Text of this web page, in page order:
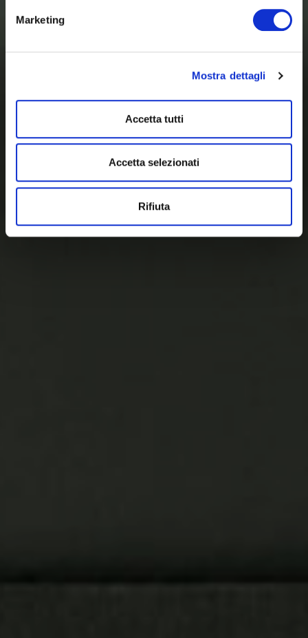
Marketing
Mostra dettagli
Accetta tutti
Accetta selezionati
Rifiuta